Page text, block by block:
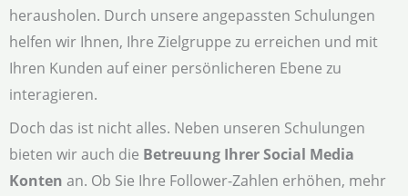
herausholen. Durch unsere angepassten Schulungen
helfen wir Ihnen, Ihre Zielgruppe zu erreichen und mit
Ihren Kunden auf einer persönlicheren Ebene zu
interagieren.
Doch das ist nicht alles. Neben unseren Schulungen
bieten wir auch die Betreuung Ihrer Social Media
Konten an. Ob Sie Ihre Follower-Zahlen erhöhen, mehr